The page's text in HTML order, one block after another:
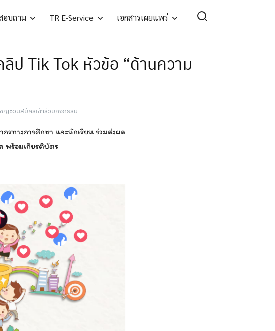
อบถาม TR E-Service เอกสารเผยแพร่
ป Tik Tok หัวข้อ “ด้านความ
ชิญชวนสมัครเข้าร่วมกิจกรรม
รทางการศึกษา และนักเรียน ร่วมส่งผล
พร้อมเกียรติบัตร